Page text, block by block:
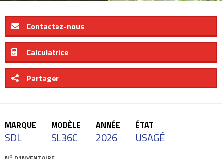
Contactez-nous
Calculatrice
Partager
MARQUE
SDL
MODÈLE
SL36C
ANNÉE
2026
ÉTAT
USAGÉ
O